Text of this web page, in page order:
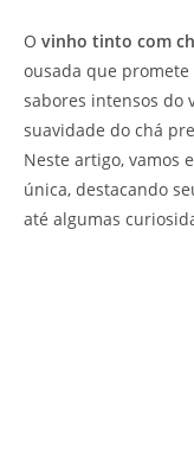
O vinho tinto com
ousada que
sabores intensos do
suavidade do chá
Neste artigo, vamos
única, destacando
até algumas